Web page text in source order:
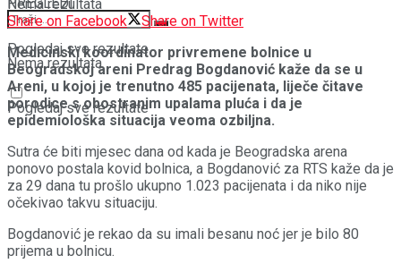
Nema rezultata
Pogledaj sve rezultate
Nema rezultata
Pogledaj sve rezultate
Share on Facebook
Share on Twitter
Medicinski koordinator privremene bolnice u
Beogradskoj areni Predrag Bogdanović kaže da se u
Areni, u kojoj je trenutno 485 pacijenata, liječe čitave
porodice s obostranim upalama pluća i da je
epidemiološka situacija veoma ozbiljna.
Sutra će biti mjesec dana od kada je Beogradska arena
ponovo postala kovid bolnica, a Bogdanović za RTS kaže da je
za 29 dana tu prošlo ukupno 1.023 pacijenata i da niko nije
očekivao takvu situaciju.
Bogdanović je rekao da su imali besanu noć jer je bilo 80
prijema u bolnicu.